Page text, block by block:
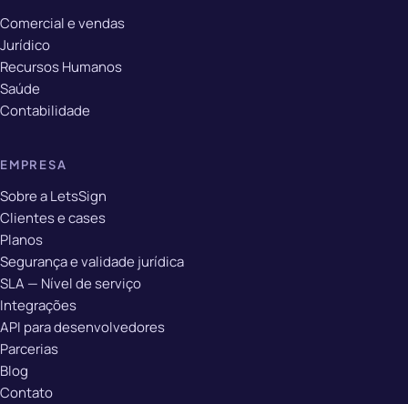
Comercial e vendas
Jurídico
Recursos Humanos
Saúde
Contabilidade
EMPRESA
Sobre a LetsSign
Clientes e cases
Planos
Segurança e validade jurídica
SLA — Nível de serviço
Integrações
API para desenvolvedores
Parcerias
Blog
Contato